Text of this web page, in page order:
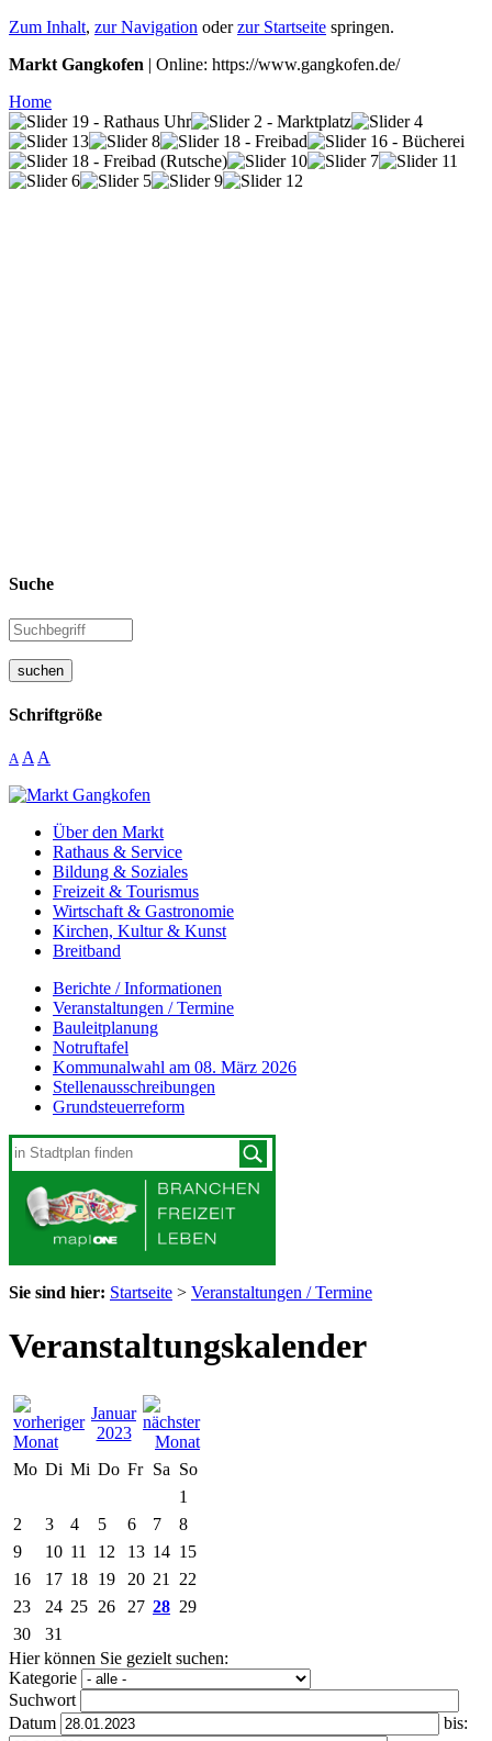
Zum Inhalt, zur Navigation oderzur Startseite springen.
Markt Gangkofen | Online: https://www.gangkofen.de/
Home
Suche
suchen
Schriftgröße
A A A
Über den Markt
Rathaus & Service
Bildung & Soziales
Freizeit & Tourismus
Wirtschaft & Gastronomie
Kirchen, Kultur & Kunst
Breitband
Berichte / Informationen
Veranstaltungen / Termine
Bauleitplanung
Notruftafel
Kommunalwahl am 08. März 2026
Stellenausschreibungen
Grundsteuerreform
Sie sind hier: Startseite > Veranstaltungen / Termine
Veranstaltungskalender
Januar
2023
Mo Di Mi Do Fr Sa So
1
2
3 4 5 6 7
8
9
10 11 12 13 14 15
16
17 18 19 20 21
22
23
24 25 26 27 28 29
30
31
Hier können Sie gezielt suchen:
Kategorie
Suchwort
Datum
bis: